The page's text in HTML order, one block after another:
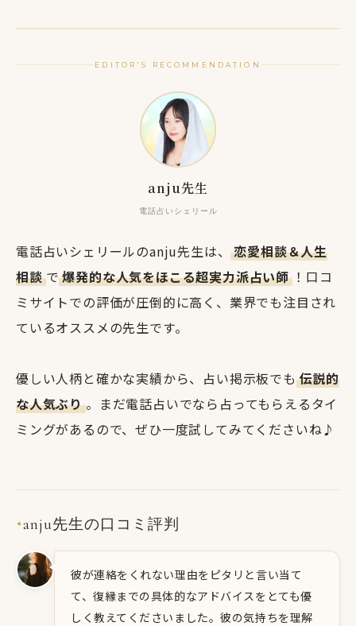
EDITOR'S RECOMMENDATION
anju先生
電話占いシェリール
電話占いシェリールのanju先生は、恋愛相談＆人生
相談で爆発的な人気をほこる超実力派占い師 ！口コ
ミサイトでの評価が圧倒的に高く、業界でも注目され
ているオススメの先生です。
優しい人柄と確かな実績から、占い掲示板でも 伝説的
な人気ぶり 。まだ電話占いでなら占ってもらえるタイ
ミングがあるので、ぜひ一度試してみてくださいね♪
✦anju先生の口コミ評判
彼が連絡をくれない理由をピタリと言い当て
て、復縁までの具体的なアドバイスをとても優
しく教えてくださいました。彼の気持ちを理解